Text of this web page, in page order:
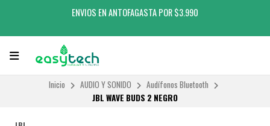
ENVIOS EN ANTOFAGASTA POR $3.990
Inicio AUDIO Y SONIDO
Audífonos Bluetooth
JBL WAVE BUDS 2 NEGRO